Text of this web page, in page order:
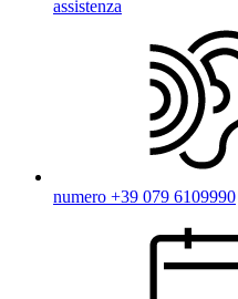
assistenza
numero +39 079 6109990